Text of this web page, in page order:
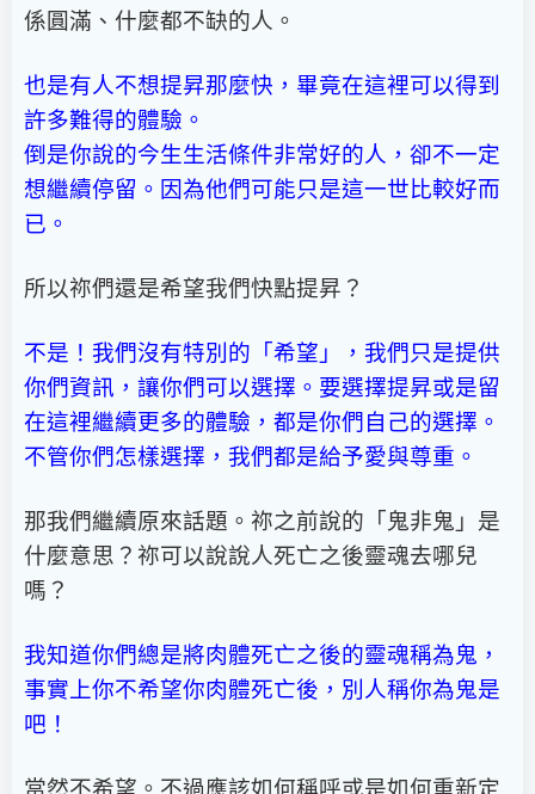
係圓滿、什麼都不缺的人。
也是有人不想提昇那麼快，畢竟在這裡可以得到
許多難得的體驗。
倒是你說的今生生活條件非常好的人，卻不一定
想繼續停留。因為他們可能只是這一世比較好而
已。
所以祢們還是希望我們快點提昇？
不是！我們沒有特別的「希望」，我們只是提供
你們資訊，讓你們可以選擇。要選擇提昇或是留
在這裡繼續更多的體驗，都是你們自己的選擇。
不管你們怎樣選擇，我們都是給予愛與尊重。
那我們繼續原來話題。祢之前說的「鬼非鬼」是
什麼意思？祢可以說說人死亡之後靈魂去哪兒
嗎？
我知道你們總是將肉體死亡之後的靈魂稱為鬼，
事實上你不希望你肉體死亡後，別人稱你為鬼是
吧！
當然不希望。不過應該如何稱呼或是如何重新定